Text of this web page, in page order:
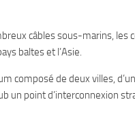
câbles sous-marins,
baltes et l’Asie.
composé de deux villes,
un point d’interconnexion